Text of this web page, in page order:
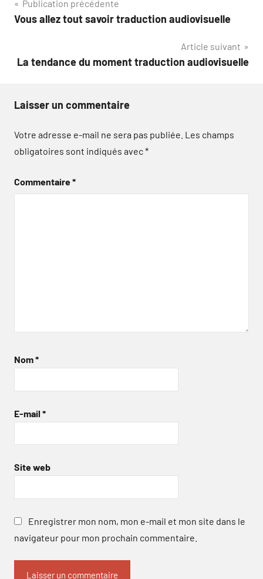
Navigation
de
Publication précédente
Vous allez tout savoir traduction audiovisuelle
Article suivant
La tendance du moment traduction audiovisuelle
Laisser un commentaire
Votre adresse e-mail ne sera pas publiée. Les champs
obligatoires sont indiqués avec*
Commentaire*
Nom*
E-mail *
Site web
Enregistrer mon nom, mon e-mail et mon site dans le
navigateur pour mon prochain commentaire.